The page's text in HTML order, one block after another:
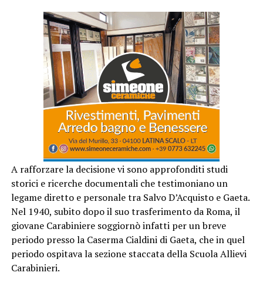
A rafforzare la decisione vi sono approfonditi studi
storici e ricerche documentali che testimoniano un
legame diretto e personale tra Salvo D’Acquisto e Gaeta.
Nel 1940, subito dopo il suo trasferimento da Roma, il
giovane Carabiniere soggiornò infatti per un breve
periodo presso la Caserma Cialdini di Gaeta, che in quel
periodo ospitava la sezione staccata della Scuola Allievi
Carabinieri.